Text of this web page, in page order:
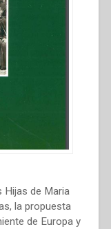
Hijas de Maria
la propuesta
de Europa y